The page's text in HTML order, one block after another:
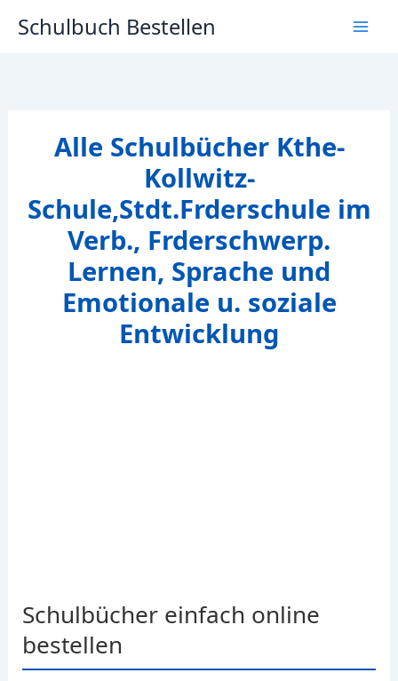
InhaltSchulbuch Bestellen
Alle Schulbücher Kthe-
Kollwitz-
Schule,Stdt.Frderschule im
Verb., Frderschwerp.
Lernen, Sprache und
Emotionale u. soziale
Entwicklung
Schulbücher einfach online
bestellen